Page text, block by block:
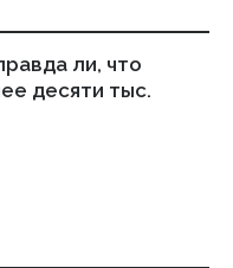
ли, что
десяти тыс.